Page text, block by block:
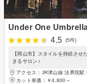
Under One
4.5
(5件)
【岡山市】スタイルを持続さ
きるサロン♪
アクセス：JR津山線 法界院駅
カット単価： ￥4,800～